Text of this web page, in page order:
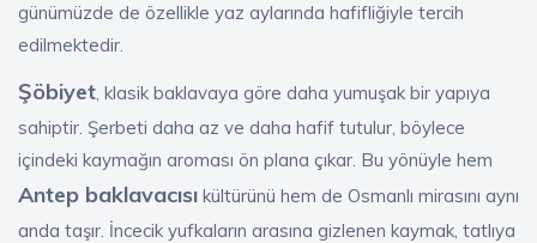
günümüzde de özellikle yaz aylarında hafifliğiyle tercih
edilmektedir.
Şöbiyet, klasik baklavaya göre daha yumuşak bir yapıya
sahiptir. Şerbeti daha az ve daha hafif tutulur, böylece
içindeki kaymağın aroması ön plana çıkar. Bu yönüyle hem
Antep baklavacısı kültürünü hem de Osmanlı mirasını aynı
anda taşır. İncecik yufkaların arasına gizlenen kaymak, tatlıya